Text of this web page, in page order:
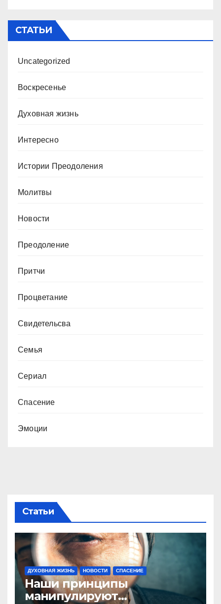
СТАТЬИ
Uncategorized
Воскресенье
Духовная жизнь
Интересно
Истории Преодоления
Молитвы
Новости
Преодоление
Притчи
Процветание
Свидетельсва
Семья
Сериал
Спасение
Эмоции
Статьи
ДУХОВНАЯ ЖИЗНЬ НОВОСТИ СПАСЕНИЕ
Наши принципы
манипулируют…